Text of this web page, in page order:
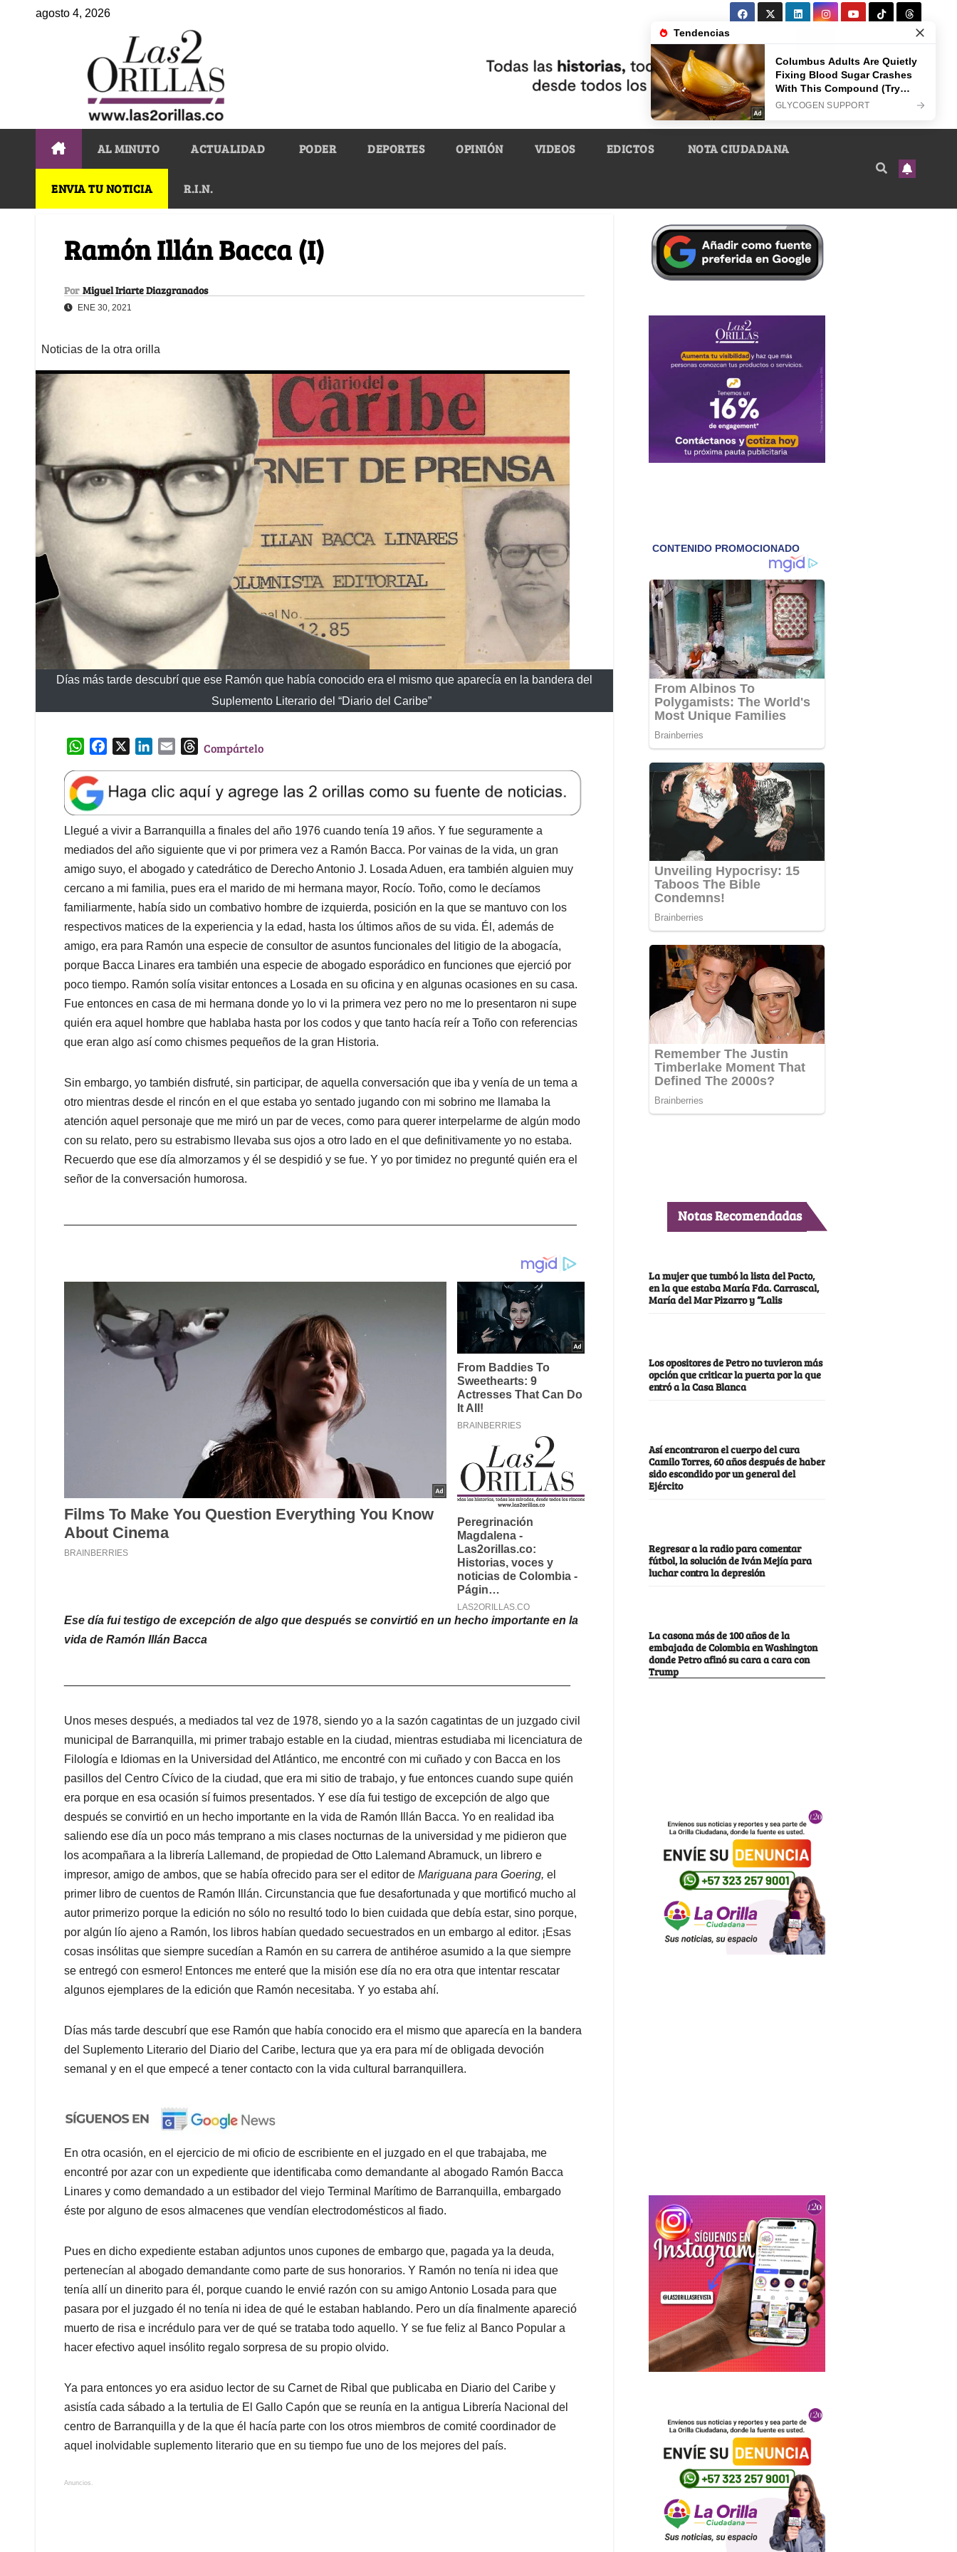
agosto 4, 2026
AL MINUTO ACTUALIDAD PODER DEPORTES OPINIÓN VIDEOS EDICTOS NOTA CIUDADANA
ENVIA TU NOTICIA R.I.N.
Ramón Illán Bacca (I)
Por Miguel Iriarte Diazgranados
ENE 30, 2021
Noticias de la otra orilla
Días más tarde descubrí que ese Ramón que había conocido era el mismo que aparecía en la bandera del
Suplemento Literario del “Diario del Caribe”
W
a
t
s
A
p
p
e
b
o
o
k
k
e
d
I
n
l
T
e
a
d
s
Compártelo
Llegué a vivir a Barranquilla a finales del año 1976 cuando tenía 19 años. Y fue seguramente a
mediados del año siguiente que vi por primera vez a Ramón Bacca. Por vainas de la vida, un gran
amigo suyo, el abogado y catedrático de Derecho Antonio J. Losada Aduen, era también alguien muy
cercano a mi familia, pues era el marido de mi hermana mayor, Rocío. Toño, como le decíamos
familiarmente, había sido un combativo hombre de izquierda, posición en la que se mantuvo con los
respectivos matices de la experiencia y la edad, hasta los últimos años de su vida. Él, además de
amigo, era para Ramón una especie de consultor de asuntos funcionales del litigio de la abogacía,
porque Bacca Linares era también una especie de abogado esporádico en funciones que ejerció por
poco tiempo. Ramón solía visitar entonces a Losada en su oficina y en algunas ocasiones en su casa.
Fue entonces en casa de mi hermana donde yo lo vi la primera vez pero no me lo presentaron ni supe
quién era aquel hombre que hablaba hasta por los codos y que tanto hacía reír a Toño con referencias
que eran algo así como chismes pequeños de la gran Historia.
Sin embargo, yo también disfruté, sin participar, de aquella conversación que iba y venía de un tema a
otro mientras desde el rincón en el que estaba yo sentado jugando con mi sobrino me llamaba la
atención aquel personaje que me miró un par de veces, como para querer interpelarme de algún modo
con su relato, pero su estrabismo llevaba sus ojos a otro lado en el que definitivamente yo no estaba.
Recuerdo que ese día almorzamos y él se despidió y se fue. Y yo por timidez no pregunté quién era el
señor de la conversación humorosa.
Ese día fui testigo de excepción de algo que después se convirtió en un hecho importante en la
vida de Ramón Illán Bacca
Unos meses después, a mediados tal vez de 1978, siendo yo a la sazón cagatintas de un juzgado civil
municipal de Barranquilla, mi primer trabajo estable en la ciudad, mientras estudiaba mi licenciatura de
Filología e Idiomas en la Universidad del Atlántico, me encontré con mi cuñado y con Bacca en los
pasillos del Centro Cívico de la ciudad, que era mi sitio de trabajo, y fue entonces cuando supe quién
era porque en esa ocasión sí fuimos presentados. Y ese día fui testigo de excepción de algo que
después se convirtió en un hecho importante en la vida de Ramón Illán Bacca. Yo en realidad iba
saliendo ese día un poco más temprano a mis clases nocturnas de la universidad y me pidieron que
los acompañara a la librería Lallemand, de propiedad de Otto Lalemand Abramuck, un librero e
impresor, amigo de ambos, que se había ofrecido para ser el editor de Mariguana para Goering, el
primer libro de cuentos de Ramón Illán. Circunstancia que fue desafortunada y que mortificó mucho al
autor primerizo porque la edición no sólo no resultó todo lo bien cuidada que debía estar, sino porque,
por algún lío ajeno a Ramón, los libros habían quedado secuestrados en un embargo al editor. ¡Esas
cosas insólitas que siempre sucedían a Ramón en su carrera de antihéroe asumido a la que siempre
se entregó con esmero! Entonces me enteré que la misión ese día no era otra que intentar rescatar
algunos ejemplares de la edición que Ramón necesitaba. Y yo estaba ahí.
Días más tarde descubrí que ese Ramón que había conocido era el mismo que aparecía en la bandera
del Suplemento Literario del Diario del Caribe, lectura que ya era para mí de obligada devoción
semanal y en el que empecé a tener contacto con la vida cultural barranquillera.
En otra ocasión, en el ejercicio de mi oficio de escribiente en el juzgado en el que trabajaba, me
encontré por azar con un expediente que identificaba como demandante al abogado Ramón Bacca
Linares y como demandado a un estibador del viejo Terminal Marítimo de Barranquilla, embargado
éste por alguno de esos almacenes que vendían electrodomésticos al fiado.
Pues en dicho expediente estaban adjuntos unos cupones de embargo que, pagada ya la deuda,
pertenecían al abogado demandante como parte de sus honorarios. Y Ramón no tenía ni idea que
tenía allí un dinerito para él, porque cuando le envié razón con su amigo Antonio Losada para que
pasara por el juzgado él no tenía ni idea de qué le estaban hablando. Pero un día finalmente apareció
muerto de risa e incrédulo para ver de qué se trataba todo aquello. Y se fue feliz al Banco Popular a
hacer efectivo aquel insólito regalo sorpresa de su propio olvido.
Ya para entonces yo era asiduo lector de su Carnet de Ribal que publicaba en Diario del Caribe y
asistía cada sábado a la tertulia de El Gallo Capón que se reunía en la antigua Librería Nacional del
centro de Barranquilla y de la que él hacía parte con los otros miembros de comité coordinador de
aquel inolvidable suplemento literario que en su tiempo fue uno de los mejores del país.
Anuncios.
Notas Recomendadas
La mujer que tumbó la lista del Pacto,
en la que estaba María Fda. Carrascal,
María del Mar Pizarro y “Lalis
Los opositores de Petro no tuvieron más
opción que criticar la puerta por la que
entró a la Casa Blanca
Así encontraron el cuerpo del cura
Camilo Torres, 60 años después de haber
sido escondido por un general del
Ejército
Regresar a la radio para comentar
fútbol, la solución de Iván Mejía para
luchar contra la depresión
La casona más de 100 años de la
embajada de Colombia en Washington
donde Petro afinó su cara a cara con
Trump